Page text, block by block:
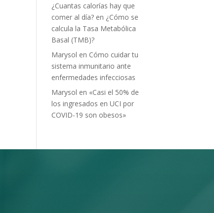
¿Cuantas calorías hay que
comer al día? en ¿Cómo se
calcula la Tasa Metabólica
Basal (TMB)?
Marysol en Cómo cuidar tu
sistema inmunitario ante
enfermedades infecciosas
Marysol en «Casi el 50% de
los ingresados en UCI por
COVID-19 son obesos»